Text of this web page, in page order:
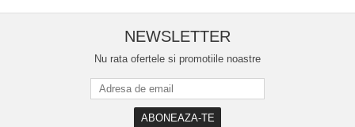
NEWSLETTER
Nu rata ofertele si promotiile noastre